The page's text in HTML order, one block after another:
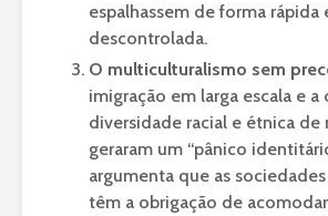
espalhassem de forma rápida
descontrolada.
O multiculturalismo sem
imigração em larga escala e a
diversidade racial e étnica de
geraram um “pânico
argumenta que as
têm a obrigação de